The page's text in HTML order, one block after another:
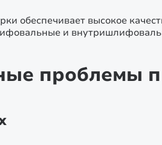
обеспечивает высокое
и
проблемы